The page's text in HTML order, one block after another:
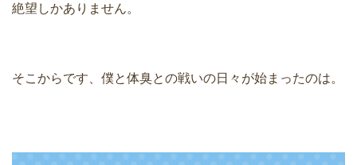
絶望しかありません。
そこからです、僕と体臭との戦いの日々が始まったのは。